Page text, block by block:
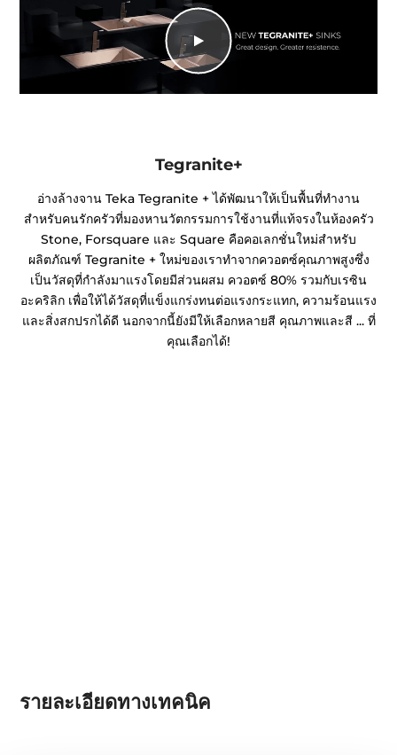
Tegranite+
อ่างล้างจาน Teka Tegranite + ได้พัฒนาให้เป็นพื้นที่ทำงาน
สำหรับคนรักครัวที่มองหานวัตกรรมการใช้งานที่แท้จรงในห้องครัว
Stone, Forsquare และ Square คือคอเลกชั่นใหม่สำหรับ
ผลิตภัณฑ์ Tegranite + ใหม่ของเราทำจากควอตซ์คุณภาพสูงซึ่ง
เป็นวัสดุที่กำลังมาแรงโดยมีส่วนผสม ควอตซ์ 80% รวมกับเรซิน
อะคริลิก เพื่อให้ได้วัสดุที่แข็งแกร่งทนต่อแรงกระแทก, ความร้อนแรง
และสิ่งสกปรกได้ดี นอกจากนี้ยังมีให้เลือกหลายสี คุณภาพและสี ... ที่
คุณเลือกได้!
รายละเอียดทางเทคนิค